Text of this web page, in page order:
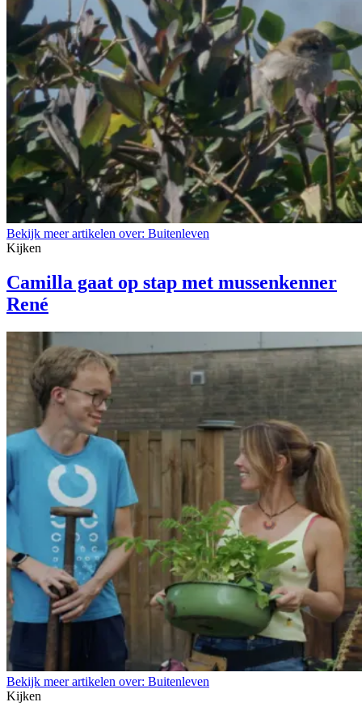
Bekijk meer artikelen over: Buitenleven
Kijken
Camilla gaat op stap met mussenkenner
René
Bekijk meer artikelen over: Buitenleven
Kijken